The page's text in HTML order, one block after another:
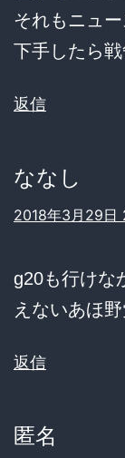
それもニュ
下手したら
返信
ななし
2018年3月29日
g20も行けな
えないあほ
返信
匿名